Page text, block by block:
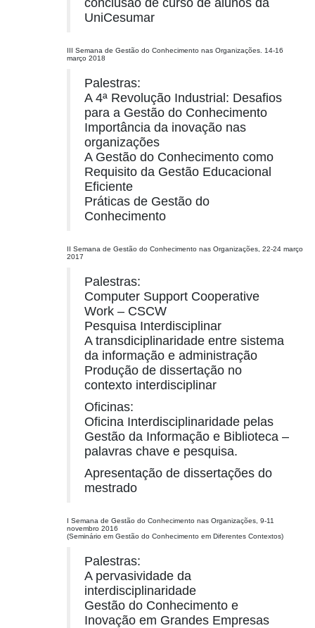
conclusão de curso de alunos da
UniCesumar
III Semana de Gestão do Conhecimento nas Organizações. 14-16
março 2018
Palestras:
A 4ª Revolução Industrial: Desafios
para a Gestão do Conhecimento
Importância da inovação nas
organizações
A Gestão do Conhecimento como
Requisito da Gestão Educacional
Eficiente
Práticas de Gestão do
Conhecimento
II Semana de Gestão do Conhecimento nas Organizações, 22-24 março
2017
Palestras:
Computer Support Cooperative
Work – CSCW
Pesquisa Interdisciplinar
A transdiciplinaridade entre sistema
da informação e administração
Produção de dissertação no
contexto interdisciplinar
Oficinas:
Oficina Interdisciplinaridade pelas
Gestão da Informação e Biblioteca –
palavras chave e pesquisa.
Apresentação de dissertações do
mestrado
I Semana de Gestão do Conhecimento nas Organizações, 9-11
novembro 2016
(Seminário em Gestão do Conhecimento em Diferentes Contextos)
Palestras:
A pervasividade da
interdisciplinaridade
Gestão do Conhecimento e
Inovação em Grandes Empresas